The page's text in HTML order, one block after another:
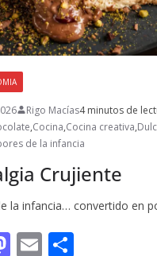
Rigo Macías4 minutos de
,Cocina,Cocina creativa,
de la infancia
Crujiente
la infancia… convertido en
M E